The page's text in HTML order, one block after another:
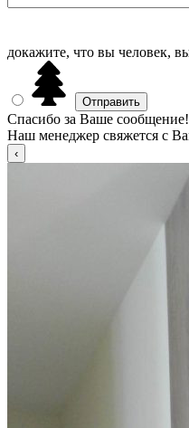
докажите, что вы человек,
Спасибо за Ваше сообщение!
Наш менеджер свяжется с